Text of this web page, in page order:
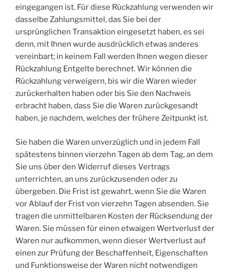
eingegangen ist. Für diese Rückzahlung verwenden wir
dasselbe Zahlungsmittel, das Sie bei der
ursprünglichen Transaktion eingesetzt haben, es sei
denn, mit Ihnen wurde ausdrücklich etwas anderes
vereinbart; in keinem Fall werden Ihnen wegen dieser
Rückzahlung Entgelte berechnet. Wir können die
Rückzahlung verweigern, bis wir die Waren wieder
zurückerhalten haben oder bis Sie den Nachweis
erbracht haben, dass Sie die Waren zurückgesandt
haben, je nachdem, welches der frühere Zeitpunkt ist.
Sie haben die Waren unverzüglich und in jedem Fall
spätestens binnen vierzehn Tagen ab dem Tag, an dem
Sie uns über den Widerruf dieses Vertrags
unterrichten, an uns zurückzusenden oder zu
übergeben. Die Frist ist gewahrt, wenn Sie die Waren
vor Ablauf der Frist von vierzehn Tagen absenden. Sie
tragen die unmittelbaren Kosten der Rücksendung der
Waren. Sie müssen für einen etwaigen Wertverlust der
Waren nur aufkommen, wenn dieser Wertverlust auf
einen zur Prüfung der Beschaffenheit, Eigenschaften
und Funktionsweise der Waren nicht notwendigen